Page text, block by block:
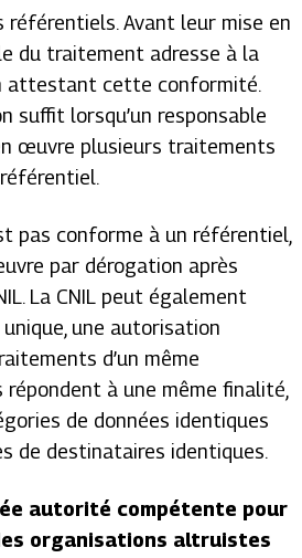
référentiels. Avant leur mise en
du traitement adresse à la
attestant cette conformité.
suffit lorsqu’un responsable
œuvre plusieurs traitements
pas conforme à un référentiel,
par dérogation après
La CNIL peut également
une autorisation
d’un même
répondent à une même finalité,
de données identiques
de destinataires identiques.
autorité compétente pour
organisations altruistes